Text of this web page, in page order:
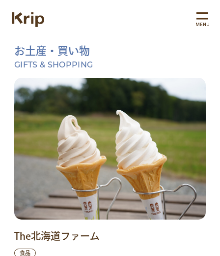
MENU
お土産・買い物
GIFTS & SHOPPING
The北海道ファーム
食品